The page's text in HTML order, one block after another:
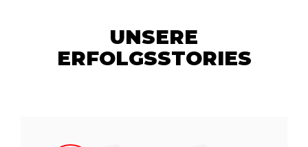
UNSERE
ERFOLGSSTORIES